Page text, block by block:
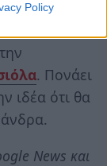
Policy
. Πονάει
ιδέα ότι θα
News και